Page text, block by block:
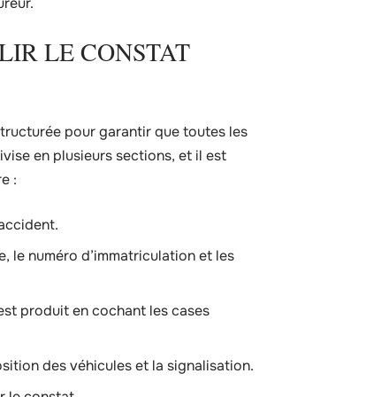
LE CONSTAT
pour garantir que toutes les
en plusieurs sections, et il est
:
le numéro d’immatriculation et les
produit en cochant les cases
des véhicules et la signalisation.